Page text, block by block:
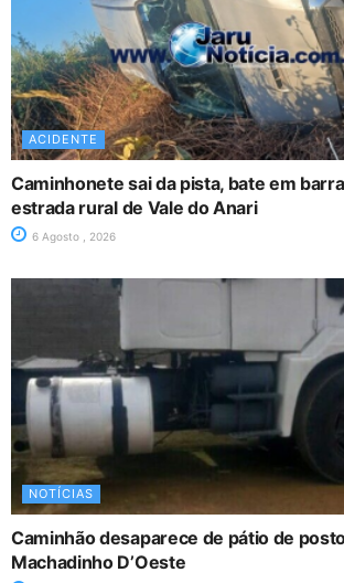
ACIDENTE
Caminhonete sai da pista, bate em
estrada rural de Vale do Anari
6 Agosto , 2026
NOTÍCIAS
Caminhão desaparece de pátio de
Machadinho D’Oeste